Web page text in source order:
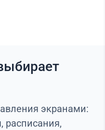
экранами:
расписания,